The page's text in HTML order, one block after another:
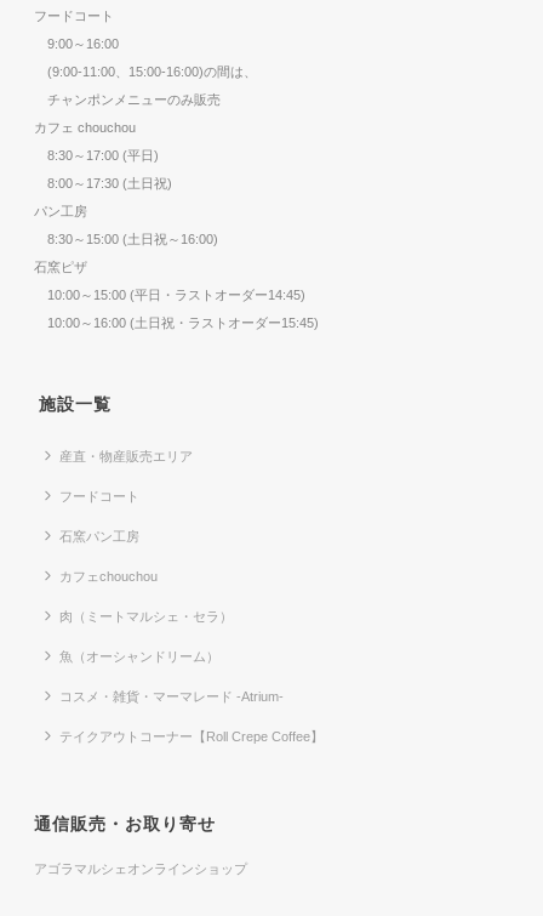
フードコート
9:00～16:00
(9:00-11:00、15:00-16:00)の間は、
チャンポンメニューのみ販売
カフェ chouchou
8:30～17:00 (平日)
8:00～17:30 (土日祝)
パン工房
8:30～15:00 (土日祝～16:00)
石窯ピザ
10:00～15:00 (平日・ラストオーダー14:45)
10:00～16:00 (土日祝・ラストオーダー15:45)
施設一覧
産直・物産販売エリア
フードコート
石窯パン工房
カフェchouchou
肉（ミートマルシェ・セラ）
魚（オーシャンドリーム）
コスメ・雑貨・マーマレード -Atrium-
テイクアウトコーナー【Roll Crepe Coffee】
通信販売・お取り寄せ
アゴラマルシェオンラインショップ